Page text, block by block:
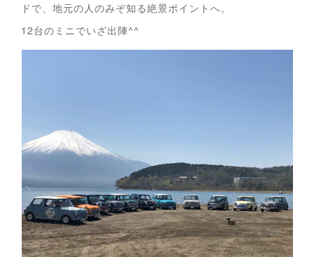
ドで、地元の人のみぞ知る絶景ポイントへ。
12台のミニでいざ出陣^^